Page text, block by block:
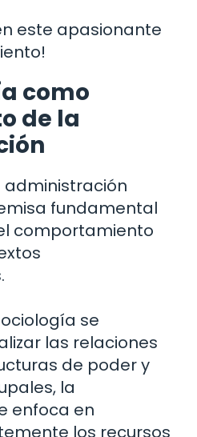
este apasionante
como
de la
administración
fundamental
comportamiento
se
las relaciones
de poder y
la
enfoca en
los recursos